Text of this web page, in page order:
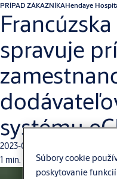
PRÍPAD ZÁKAZNÍKAHendaye
spravuje
systému
2023-01-12
1 min. čas čítaniaSúbory cookie
poskytovanie